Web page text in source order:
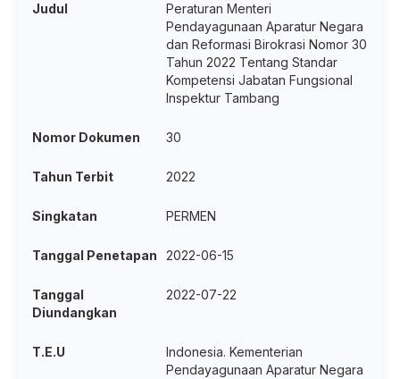
Judul
Peraturan Menteri
Pendayagunaan Aparatur Negara
dan Reformasi Birokrasi Nomor 30
Tahun 2022 Tentang Standar
Kompetensi Jabatan Fungsional
Inspektur Tambang
Nomor Dokumen 30
Tahun Terbit 2022
Singkatan PERMEN
Tanggal Penetapan 2022-06-15
Tanggal
Diundangkan
2022-07-22
T.E.U
Indonesia. Kementerian
Pendayagunaan Aparatur Negara